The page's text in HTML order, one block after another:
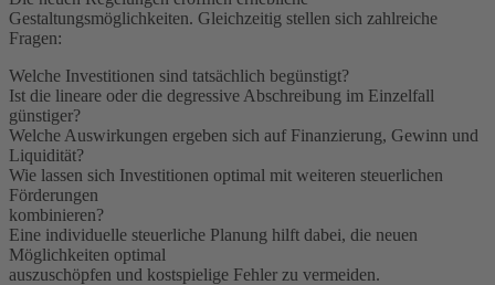
Gestaltungsmöglichkeiten. Gleichzeitig stellen sich zahlreiche
Fragen:
Welche Investitionen sind tatsächlich begünstigt?
Ist die lineare oder die degressive Abschreibung im Einzelfall
günstiger?
Welche Auswirkungen ergeben sich auf Finanzierung, Gewinn und
Liquidität?
Wie lassen sich Investitionen optimal mit weiteren steuerlichen
Förderungen
kombinieren?
Eine individuelle steuerliche Planung hilft dabei, die neuen
Möglichkeiten optimal
auszuschöpfen und kostspielige Fehler zu vermeiden.